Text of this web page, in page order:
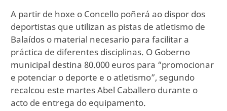
A partir de hoxe o Concello poñerá ao dispor dos
deportistas que utilizan as pistas de atletismo de
Balaídos o material necesario para facilitar a
práctica de diferentes disciplinas. O Goberno
municipal destina 80.000 euros para “promocionar
e potenciar o deporte e o atletismo”, segundo
recalcou este martes Abel Caballero durante o
acto de entrega do equipamento.